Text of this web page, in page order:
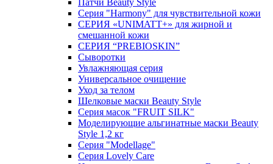
Патчи Beauty Style
Серия "Harmony" для чувствительной кожи
СЕРИЯ «UNIMATT+» для жирной и
смешанной кожи
СЕРИЯ “PREBIOSKIN”
Сыворотки
Увлажняющая серия
Универсальное очищение
Уход за телом
Шелковые маски Beauty Style
Серия масок "FRUIT SILK"
Моделирующие альгинатные маски Beauty
Style 1,2 кг
Серия "Modellage"
Cерия Lovely Care